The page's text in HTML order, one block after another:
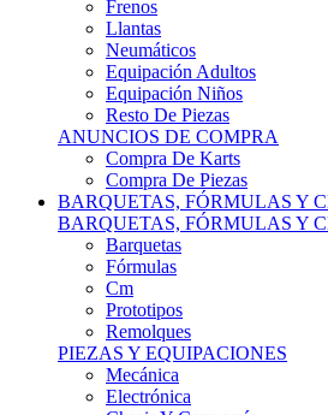
Neumáticos
Equipación Adultos
Equipación Niños
Resto De Piezas
ANUNCIOS DE COMPRA
Compra De Karts
Compra De Piezas
BARQUETAS, FÓRMULAS Y
BARQUETAS, FÓRMULAS Y
Barquetas
Fórmulas
Cm
Prototipos
Remolques
PIEZAS Y EQUIPACIONES
Mecánica
Electrónica
Chasis Y Carrocería
Suspensiones